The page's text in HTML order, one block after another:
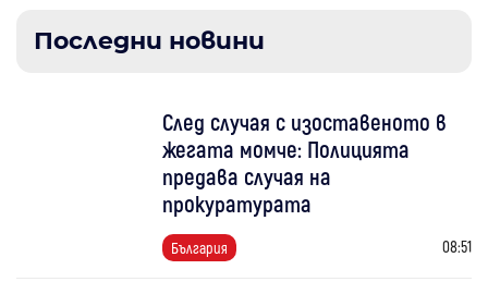
Последни новини
След случая с изоставеното в
жегата момче: Полицията
предава случая на
прокуратурата
България 08:51